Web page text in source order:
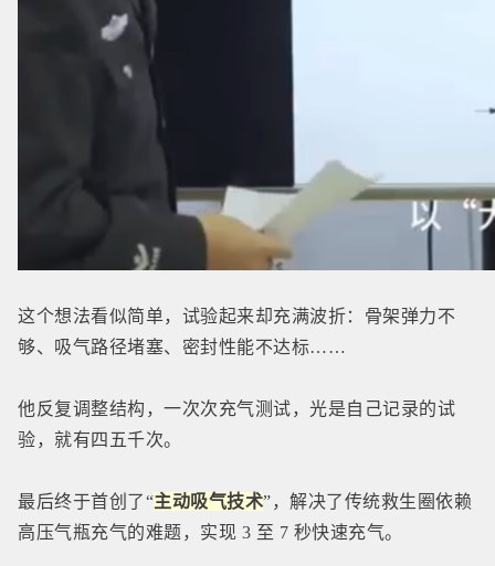
这个想法看似简单，试验起来却充满波折：骨架弹力不
够、吸气路径堵塞、密封性能不达标……
他反复调整结构，一次次充气测试，光是自己记录的试
验，就有四五千次。
最后终于首创了“主动吸气技术”，解决了传统救生圈依赖
高压气瓶充气的难题，实现 3 至 7 秒快速充气。